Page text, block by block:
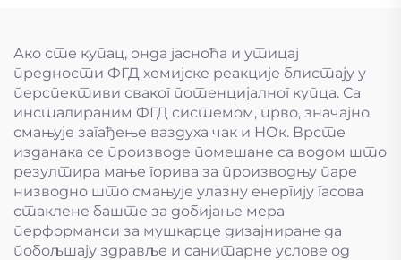
Ако сте купац, онда јасноћа и утицај
предности ФГД хемијске реакције блистају у
перспективи сваког потенцијалног купца. Са
инсталираним ФГД системом, прво, значајно
смањује загађење ваздуха чак и НОк. Врсте
изданака се производе помешане са водом што
резултира мање горива за производњу паре
низводно што смањује улазну енергију гасова
стаклене баште за добијање мера
перформанси за мушкарце дизајниране да
побољшају здравље и санитарне услове од